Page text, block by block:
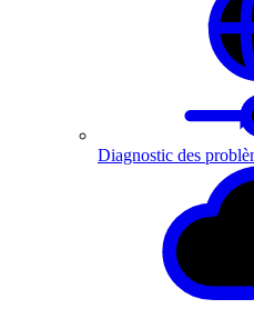
Diagnostic des